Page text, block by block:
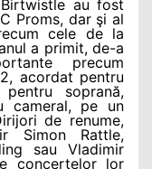
au fost
Proms, dar şi al
cele de la
a primit, de-a
precum
acordat pentru
soprană,
cameral, pe un
de renume,
Simon Rattle,
sau Vladimir
concertelor lor